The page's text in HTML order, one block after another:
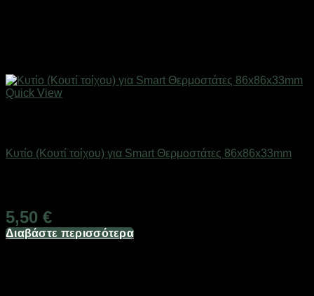
Quick View
Κυτίο (Κουτί τοίχου) για Smart Θερμοστάτες 86x86x33mm
5,50 €
Διαβάστε περισσότερα